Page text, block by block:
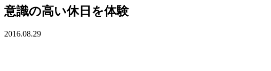
意識の高い休日を体験
2016.08.29